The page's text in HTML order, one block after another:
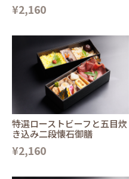
¥2,160
特選ローストビーフと五目炊
き込み二段懐石御膳
¥2,160